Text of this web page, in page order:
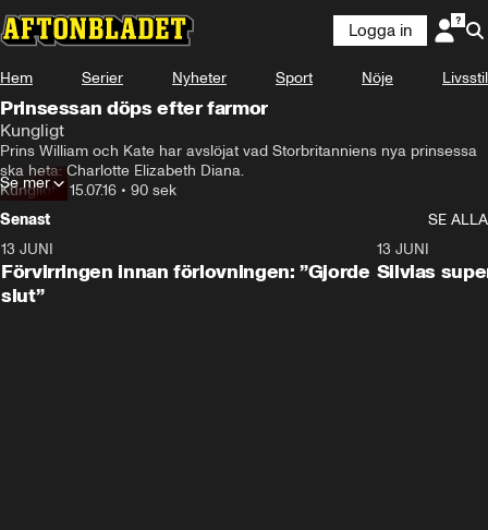
Logga in
Hem Serier Nyheter Sport Nöje Livsstil
Prinsessan döps efter farmor
Kungligt
Prins William och Kate har avslöjat vad Storbritanniens nya prinsessa
ska heta: Charlotte Elizabeth Diana.
Kungligt• 15.07.16 • 90 sek
Se mer
Senast
SE ALLA
13 JUNI
Förvirringen innan förlovningen: ”Gjorde
slut”
13 JUNI
Silvias